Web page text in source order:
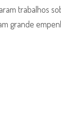
trabalhos
grande